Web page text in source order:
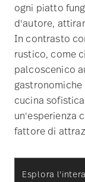
ogni piatto
d'autore,
In contrasto
rustico, come
palcoscenico
gastronomiche
cucina
un'esperienza
fattore di
Esplora